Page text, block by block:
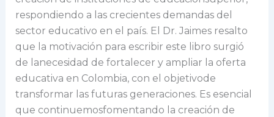
respondiendo a las crecientes demandas del
sector educativo en el país. El Dr. Jaimes resalto
que la motivación para escribir este libro surgió
de lanecesidad de fortalecer y ampliar la oferta
educativa en Colombia, con el objetivode
transformar las futuras generaciones. Es esencial
que continuemosfomentando la creación de